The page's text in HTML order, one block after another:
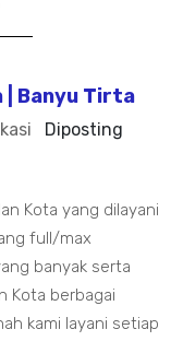
| Banyu Tirta
Diposting
Kota yang dilayani
full/max
banyak serta
Kota berbagai
kami layani setiap